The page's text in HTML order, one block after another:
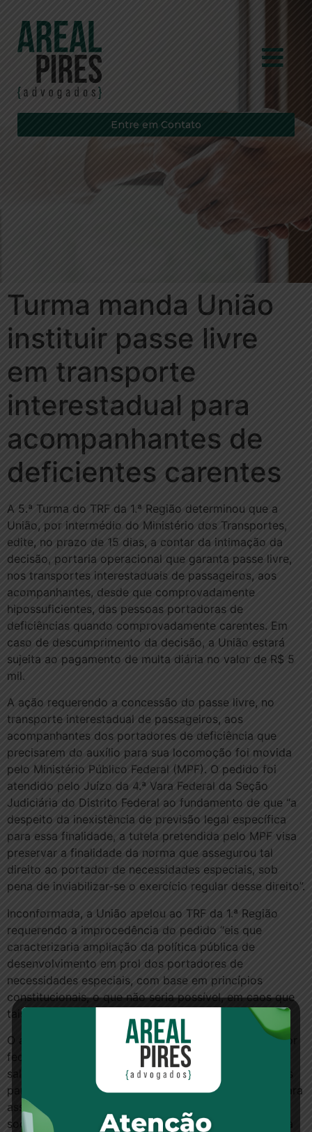
Entre em Contato
Turma manda União
instituir passe livre
em transporte
interestadual para
acompanhantes de
deficientes carentes
A 5.ª Turma do TRF da 1.ª Região determinou que a
União, por intermédio do Ministério dos Transportes,
edite, no prazo de 15 dias, a contar da intimação da
decisão, portaria operacional que garanta passe livre,
nos transportes interestaduais de passageiros, aos
acompanhantes, desde que comprovadamente
hipossuficientes, das pessoas portadoras de
deficiências quando comprovadamente carentes. Em
caso de descumprimento da decisão, a União estará
sujeita ao pagamento de multa diária no valor de R$ 5
mil.
A ação requerendo a concessão do passe livre, no
transporte interestadual de passageiros, aos
acompanhantes dos portadores de deficiência que
precisarem do auxílio para sua locomoção foi movida
pelo Ministério Público Federal (MPF). O pedido foi
atendido pelo Juízo da 4.ª Vara Federal da Seção
Judiciária do Distrito Federal ao fundamento de que “a
despeito da inexistência de previsão legal específica
para essa finalidade, a tutela pretendida pelo MPF visa
preservar a finalidade da norma que assegurou tal
direito ao portador de necessidades especiais, sob
pena de inviabilizar-se o exercício regular desse direito”.
Inconformada, a União apelou ao TRF da 1.ª Região
requerendo a improcedência do pedido “eis que
caracterizaria ampliação da política pública de
desenvolvimento em prol dos portadores de
necessidades especiais, com base em princípios
constitucionais, o que não seria possível, em caos que
tais”.
O argumento foi rejeitado pelo relator, desembargador
federal Souza Prudente. Em seu voto, o magistrado
salientou que a Lei n.º 7.853/89 estabeleceu diretrizes
para implementação de políticas públicas voltadas para
assegurar o pleno exercício dos direitos individuais e
sociais das pessoas portadoras de deficiência e a sua